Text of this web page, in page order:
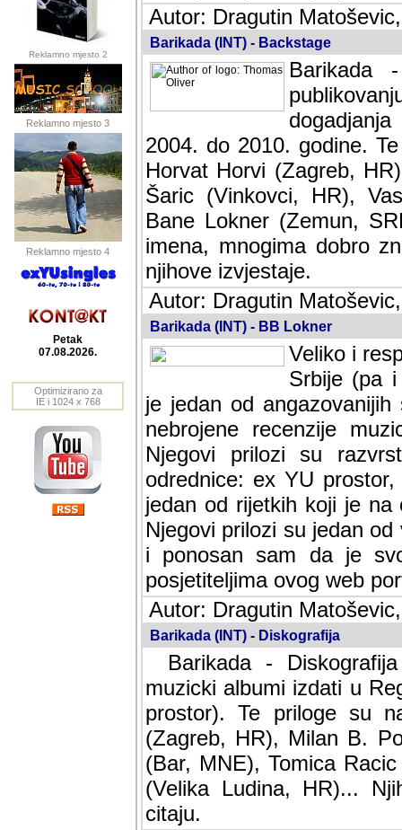
Reklamno mjesto 2
Reklamno mjesto 3
Reklamno mjesto 4
Petak
07.08.2026.
Optimizirano za
IE i 1024 x 768
Autor: Dragutin
Barikada (INT) - Backstage
Barikada
2004. do 2010. godine.
Horvat Horvi (Zagreb,
Šaric (Vinkovci, HR),
Bane Lokner (Zemun,
imena, mnogima dobro
njihove izvjestaje.
Autor: Dragutin
Barikada (INT) - BB Lokner
Veliko i
Srbije (pa i
jedan od angazovanijih
nebrojene recenzije
Njegovi prilozi su
odrednice: ex YU
jedan od rijetkih koji je
Njegovi prilozi su jedan
i ponosan sam da je
posjetiteljima ovog web
Autor: Dragutin
Barikada (INT) - Diskografija
Barikada -
muzicki albumi izdati u
prostor). Te priloge su
(Zagreb, HR), Milan B.
(Bar, MNE), Tomica
(Velika Ludina, HR)...
citaju.